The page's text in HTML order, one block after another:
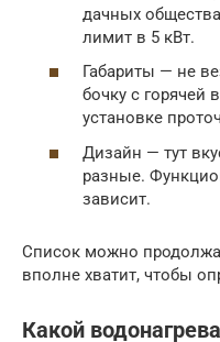
дачных
лимит в 5 кВт.
Габариты — не
бочку с горячей
установке
Дизайн — тут
разные.
зависит.
Список можно
вполне хватит, чтобы
Какой